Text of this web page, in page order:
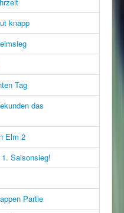
knapp
Tag
das
Elm 2
Saisonsieg!
Partie